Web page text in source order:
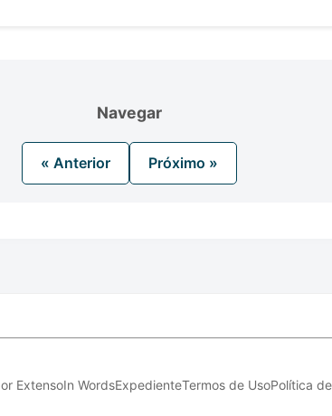
Navegar
« Anterior Próximo »
ExtensoIn WordsExpedienteTermos de UsoPolítica